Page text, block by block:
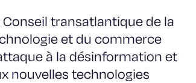
Conseil transatlantique de la
et du commerce
à la désinformation et
nouvelles technologies